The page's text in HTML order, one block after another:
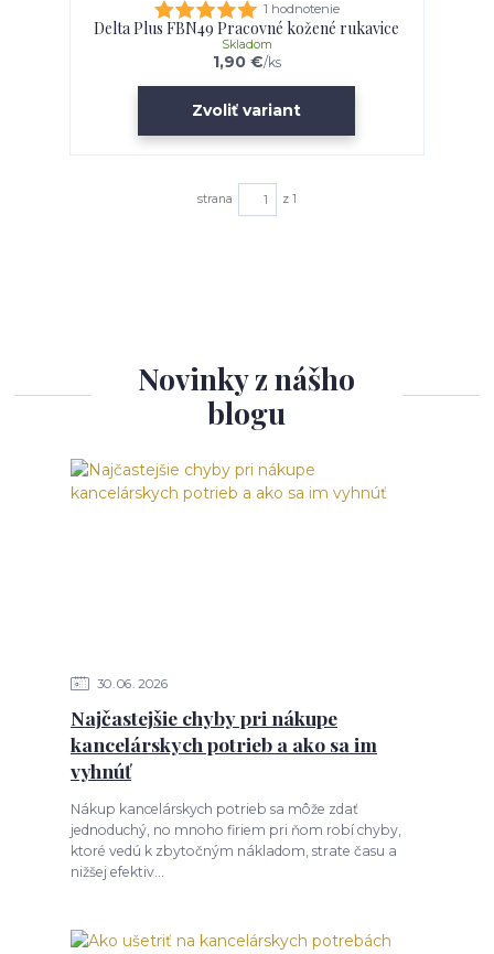
1 hodnotenie
Delta Plus FBN49 Pracovné kožené rukavice
1,90 €/ks
Skladom
Zvoliť variant
strana z 1
Novinky z nášho
blogu
30 06 2026
Najčastejšie chyby pri nákupe
kancelárskych potrieb a ako sa im
vyhnúť
Nákup kancelárskych potrieb sa môže zdať
jednoduchý, no mnoho firiem pri ňom robí chyby,
ktoré vedú k zbytočným nákladom, strate času a
nižšej efektiv...